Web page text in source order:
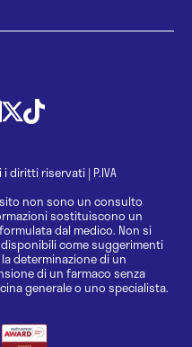
i diritti riservati | P.IVA
non sono un consulto
sostituiscono un
dal medico. Non si
come suggerimenti
determinazione di un
di un farmaco senza
generale o uno specialista.